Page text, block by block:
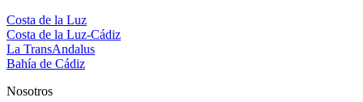
Costa de la Luz
Costa de la Luz-Cádiz
La TransAndalus
Bahía de Cádiz
Nosotros